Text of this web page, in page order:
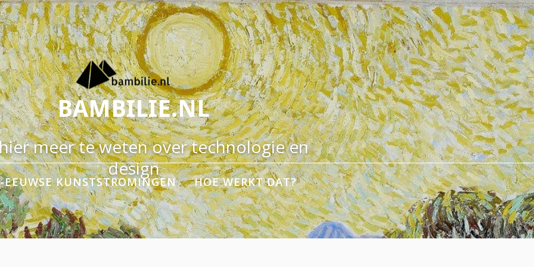
BAMBILIE.NL
meer te weten over technologie en
design
EEUWSE KUNSTSTROMINGEN HOE WERKT DAT?